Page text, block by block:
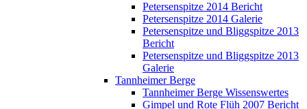
Petersenspitze 2014 Bericht
Petersenspitze 2014 Galerie
Petersenspitze und Bliggspitze 2013
Bericht
Petersenspitze und Bliggspitze 2013
Galerie
Tannheimer Berge
Tannheimer Berge Wissenswertes
Gimpel und Rote Flüh 2007 Bericht